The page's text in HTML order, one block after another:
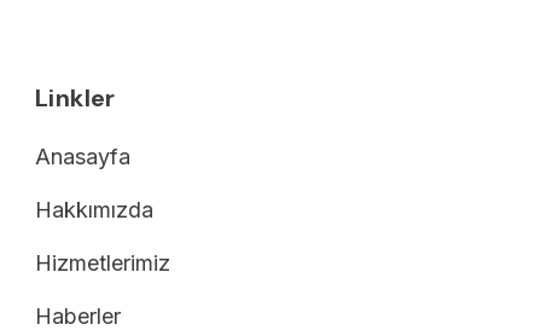
Linkler
Anasayfa
Hakkımızda
Hizmetlerimiz
Haberler